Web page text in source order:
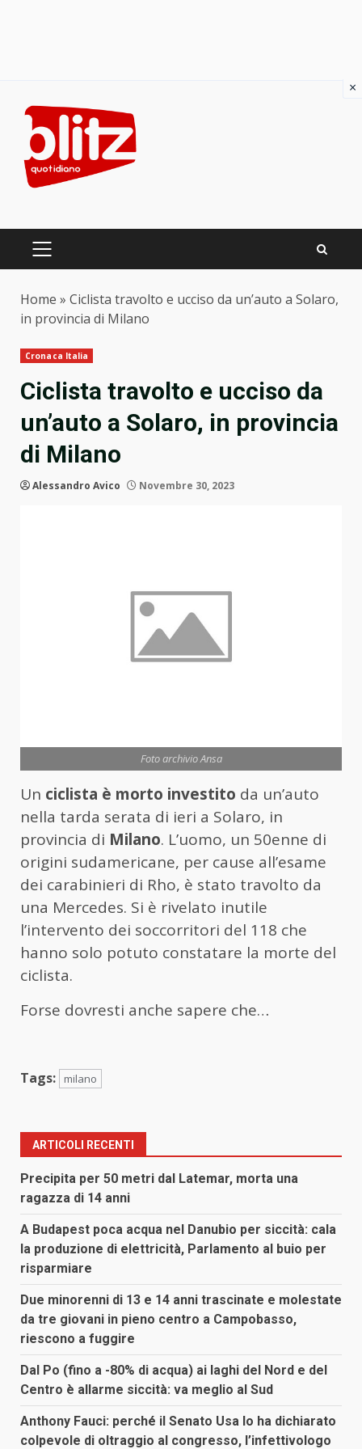
content
PRIMARY
Home » Ciclista travolto e ucciso da un’auto a Solaro,
in provincia di Milano
Cronaca Italia
Ciclista travolto e ucciso da
un’auto a Solaro, in provincia
di Milano
Alessandro Avico Novembre 30, 2023
Foto archivio Ansa
Un ciclista è morto investito da un’auto
nella tarda serata di ieri a Solaro, in
provincia di Milano. L’uomo, un 50enne di
origini sudamericane, per cause all’esame
dei carabinieri di Rho, è stato travolto da
una Mercedes. Si è rivelato inutile
l’intervento dei soccorritori del 118 che
hanno solo potuto constatare la morte del
ciclista.
Forse dovresti anche sapere che…
Tags: milano
ARTICOLI RECENTI
Precipita per 50 metri dal Latemar, morta una
ragazza di 14 anni
A Budapest poca acqua nel Danubio per siccità: cala
la produzione di elettricità, Parlamento al buio per
risparmiare
Due minorenni di 13 e 14 anni trascinate e molestate
da tre giovani in pieno centro a Campobasso,
riescono a fuggire
Dal Po (fino a -80% di acqua) ai laghi del Nord e del
Centro è allarme siccità: va meglio al Sud
Anthony Fauci: perché il Senato Usa lo ha dichiarato
colpevole di oltraggio al congresso, l’infettivologo
×